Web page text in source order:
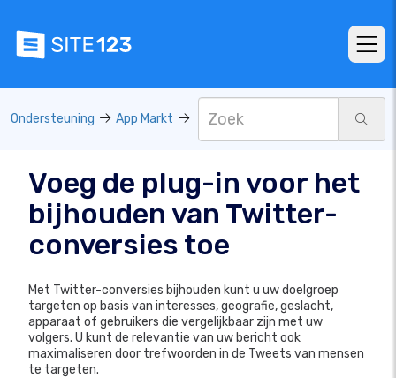
Ondersteuning App Markt
Voeg de plug-in voor het
bijhouden van Twitter-
conversies toe
Met Twitter-conversies bijhouden kunt u uw doelgroep
targeten op basis van interesses, geografie, geslacht,
apparaat of gebruikers die vergelijkbaar zijn met uw
volgers. U kunt de relevantie van uw bericht ook
maximaliseren door trefwoorden in de Tweets van mensen
te targeten.